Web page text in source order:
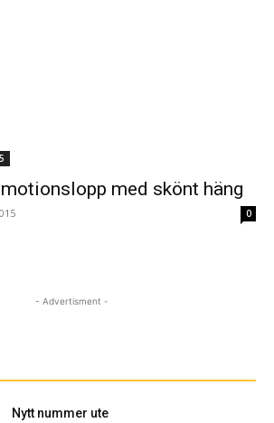
med skönt häng
0
- Advertisment -
Nytt nummer ute